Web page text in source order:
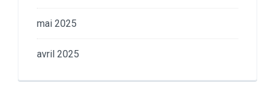
mai 2025
avril 2025